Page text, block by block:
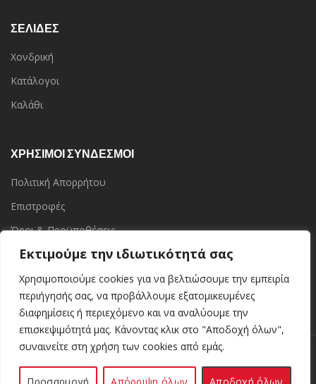
Εκτιμούμε την ιδιωτικότητά σας
Χρησιμοποιούμε cookies για να βελτιώσουμε την εμπειρία
περιήγησής σας, να προβάλλουμε εξατομικευμένες
διαφημίσεις ή περιεχόμενο και να αναλύουμε την
επισκεψιμότητά μας. Κάνοντας κλικ στο "Αποδοχή όλων",
συναινείτε στη χρήση των cookies από εμάς.
ΣΕΛΙΔΕΣ
Χονδρική
Κατάλογοι
Καλάθι
ΧΡΗΣΙΜΟΙ ΣΥΝΔΕΣΜΟΙ
Πολιτική Απορρήτου
Επιστροφές
Όροι & Προϋποθέσεις
Επικοινωνία
Τα Καταστήματα
2021 CREATED BY Kerinoshop.gr
. Ελληνική Βιοτεχνία
Κεριών.